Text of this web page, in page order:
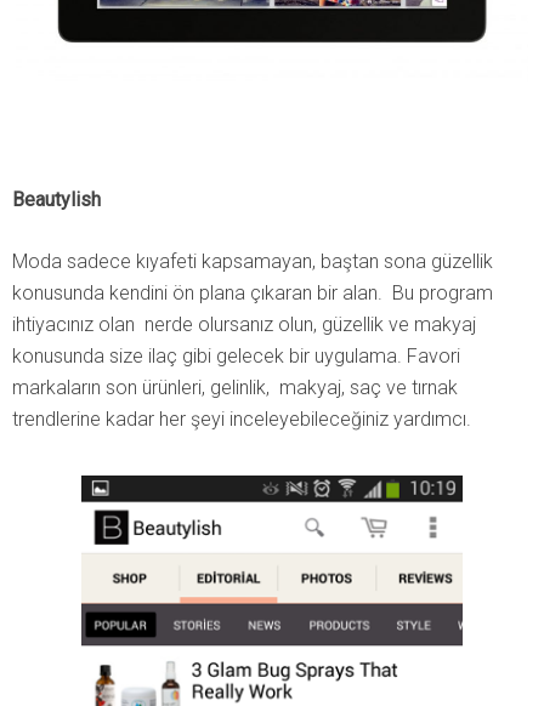
Beautylish
Moda sadece kıyafeti kapsamayan, baştan sona güzellik
konusunda kendini ön plana çıkaran bir alan. Bu program
ihtiyacınız olan nerde olursanız olun, güzellik ve makyaj
konusunda size ilaç gibi gelecek bir uygulama. Favori
markaların son ürünleri, gelinlik, makyaj, saç ve tırnak
trendlerine kadar her şeyi inceleyebileceğiniz yardımcı.